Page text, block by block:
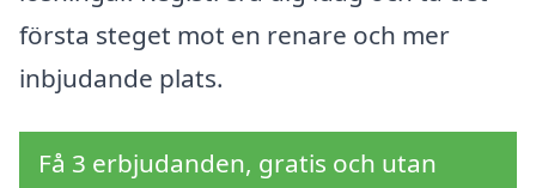
första steget mot en renare och mer
inbjudande plats.
Få 3 erbjudanden, gratis och utan